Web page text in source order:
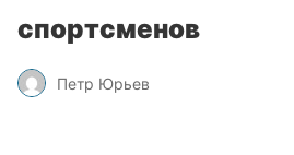
спортсменов
Петр Юрьев